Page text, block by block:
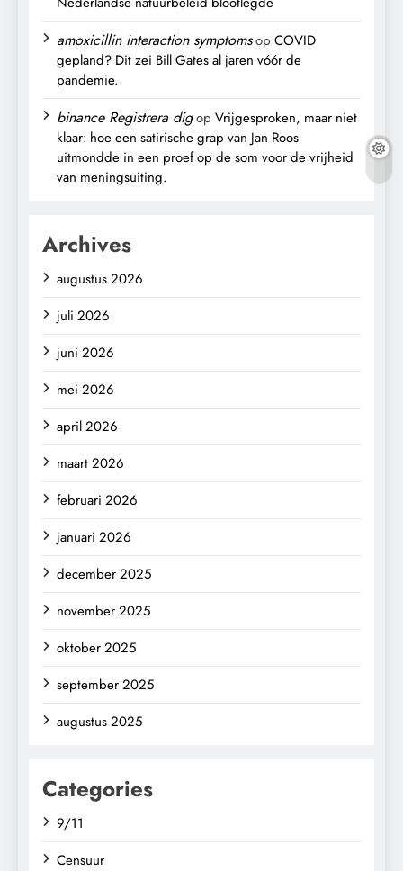
amoxicillin interaction symptomsop COVID
gepland? Dit zei Bill Gates al jaren vóór de
pandemie.
binance Registrera digop Vrijgesproken, maar niet
klaar: hoe een satirische grap van Jan Roos
uitmondde in een proef op de som voor de vrijheid
van meningsuiting.
Archives
augustus 2026
juli 2026
juni 2026
mei 2026
april 2026
maart 2026
februari 2026
januari 2026
december 2025
november 2025
oktober 2025
september 2025
augustus 2025
Categories
9/11
Censuur